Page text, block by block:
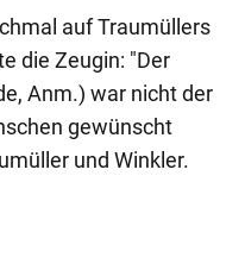
auf Traumüllers
die Zeugin: "Der
Anm.) war nicht der
gewünscht
und Winkler.